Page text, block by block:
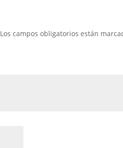
Los campos obligatorios están